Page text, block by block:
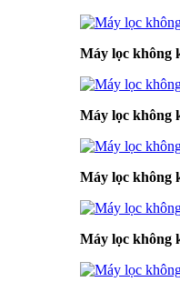
Máy lọc không
Máy lọc không
Máy lọc không
Máy lọc không